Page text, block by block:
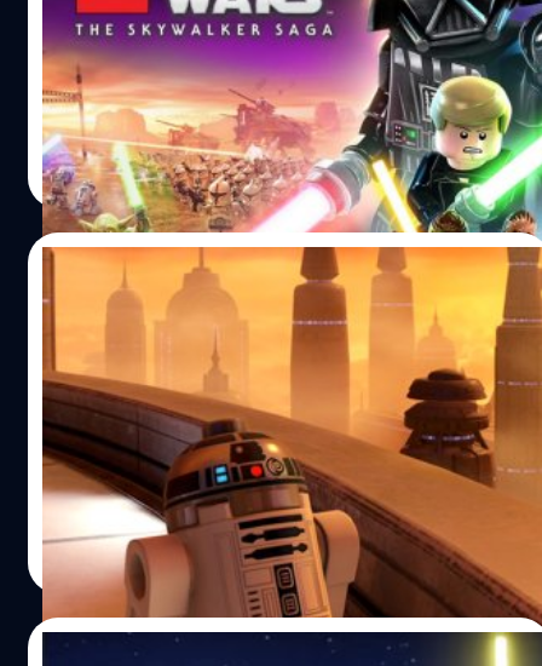
เกม LEGO ภาคใหม่ไปอย่าง LEGO Star Wars: The
Skywalker Saga ในวันที่ 5 เมษายน วันนี้ LEGO Group และ
Warner Bros ได้เปิดตัวตัวอย่างใหม่
วงศกร ปฐมชัยวัฒน์| 1608 days ago
Read More
11/03/2022
Warner Bros. Games เผยคลิปเบื้องหลังการ
สร้าง LEGO Star Wars: The Skywalker
Saga
ผู้จัดจำหน่าย Warner Bros. Games และทีมพัฒนา TT
Games ได้ปล่อยคลิปเบื้องหลังการสร้างเกม LEGO Star
Wars: The Skywalker Saga ซึ่งมีไฮไลต์สำคัญอยู่ที่คอนเทนต์
ขนาดใหญ่และการเล่นอย่างอิสระ ในคลิปเบื้องหลังนี้ ทีม
พัฒนา TT Games จะมาบอกเล่าวิธีที่ทำให้กาแล็กซีในเกม
LEGO Star Wars: The Skywalker Saga มีชีวิตขึ้นมา รวมถึง
โชว์เอฟเฟกต์ของสภาพอากาศ, สีของท้องฟ้า และราย
ละเอียดอื่น ๆ LEGO Star Wars: The Skywalker Saga มี
กำหนดวางจำหน่ายอย่างเป็นทางการในวันที่ 5 เมษายน 2022
ศุภกร ประเสริฐศิลป์| 1609 days ago
Read More